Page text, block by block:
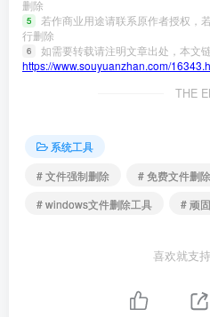
删除
5 若作商业用途请联系原作者授权，
行删除
6
如需要转载请注明文章出处，本文
https://www.souyuanzhan.com/
THE
系统工具
# 文件强制删除
# 免费文件删
# windows文件删除工具
# 顽
喜欢就支